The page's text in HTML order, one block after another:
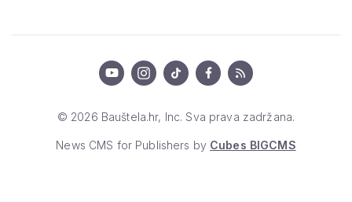
© 2026 Bauštela.hr, Inc. Sva prava zadržana.
News CMS for Publishers by Cubes BIGCMS